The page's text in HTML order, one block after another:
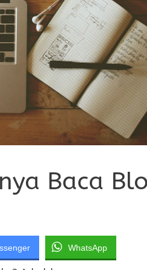
Baca
WhatsApp